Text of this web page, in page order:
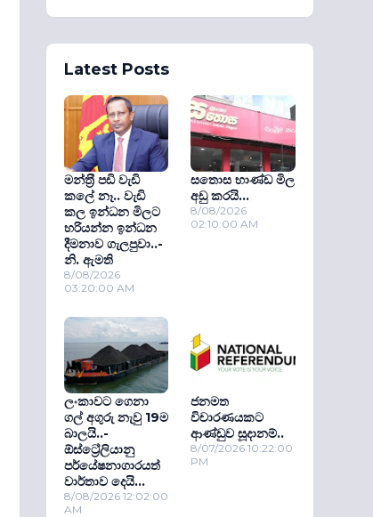
Latest Posts
මන්ත‍්‍රී පඩි වැඩි
කලේ නෑ.. වැඩි
කල ඉන්ධන මිලට
හරියන්න ඉන්ධන
දීමනාව ගැලපුවා..-
නි. ඇමති
8/08/2026
03:20:00 AM
සතොස භාණ්ඩ මිල
අඩු කරයි...
8/08/2026
02:10:00 AM
ලංකාවට ගෙනා
ගල් අගුරු නැවු 19ම
බාලයි..-
ඕස්ට්‍රේලියානු
පර්යේෂනාගාරයත්
වාර්තාව දෙයි...
8/08/2026 12:02:00
AM
ජනමත
විචාරණයකට
ආණ්ඩුව සූදානම්..
8/07/2026 10:22:00
PM